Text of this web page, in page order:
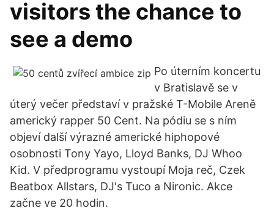
visitors the chance to
see a demo
Po úterním koncertu
v Bratislavě se v
úterý večer představí v pražské T-Mobile Areně
americký rapper 50 Cent. Na pódiu se s ním
objeví další výrazné americké hiphopové
osobnosti Tony Yayo, Lloyd Banks, DJ Whoo
Kid. V předprogramu vystoupí Moja reč, Czek
Beatbox Allstars, DJ's Tuco a Nironic. Akce
začne ve 20 hodin.